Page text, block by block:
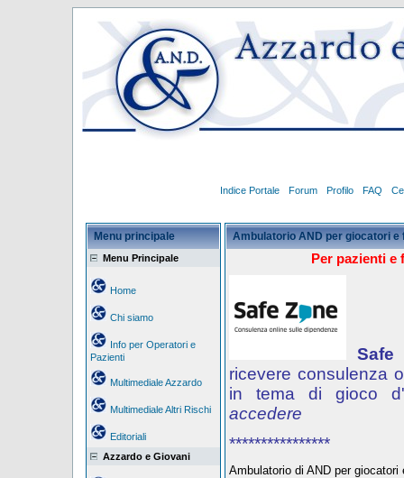
Indice Portale Forum Profilo FAQ
Menu principale
Menu Principale
Home
Chi siamo
Info per Operatori e
Pazienti
Multimediale Azzardo
Multimediale Altri Rischi
Editoriali
Azzardo e Giovani
Ambulatorio AND per giocatori e
Per pazienti e
Safe
ricevere consulenza
in tema di gioco
accedere
****************
Ambulatorio di AND per giocatori